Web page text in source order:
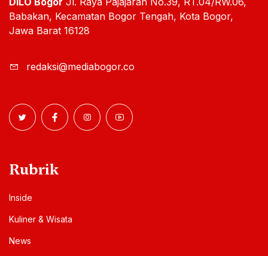
Babakan, Kecamatan Bogor Tengah, Kota Bogor,
Jawa Barat 16128
redaksi@mediabogor.co
Rubrik
Inside
Kuliner & Wisata
News